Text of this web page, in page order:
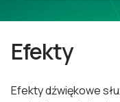
Efekty
Efekty dźwiękowe